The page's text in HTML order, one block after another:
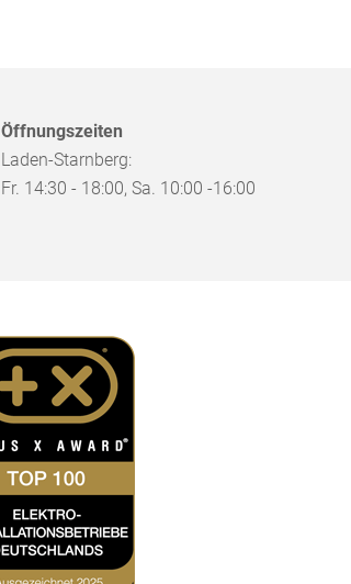
Öffnungszeiten
Laden-Starnberg:
Fr. 14:30 - 18:00, Sa. 10:00 -16:00